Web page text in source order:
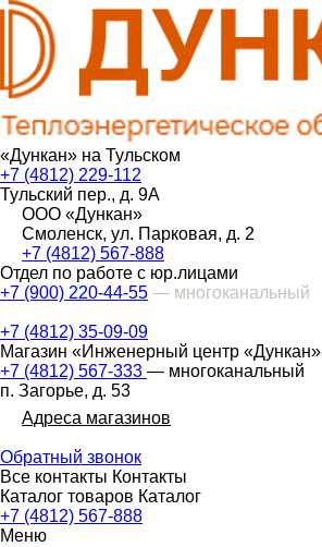
«Дункан» на Тульском
+7 (4812) 229-112
Тульский пер., д. 9А
ООО «Дункан»
Смоленск, ул. Парковая, д. 2
+7 (4812) 567-888
Отдел по работе с юр.лицами
+7 (900) 220-44-55 — многоканальный
+7 (4812) 35-09-09
Магазин «Инженерный центр «Дункан»
+7 (4812) 567-333 — многоканальный
п. Загорье, д. 53
Адреса магазинов
Обратный звонок
Все контакты Контакты
Каталог товаров Каталог
+7 (4812) 567-888
Меню